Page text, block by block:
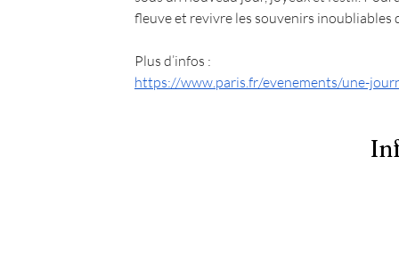
fleuve et revivre les souvenirs inoubliables
Plus d’infos :
https://www.paris.fr/evenements/une-